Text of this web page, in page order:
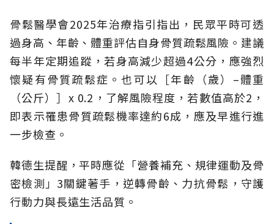
骨鬆醫學會2025年治療指引指出，民眾平時可透
過身高、年齡、體重評估自身骨質疏鬆風險。建議
每半年定期追蹤，若身高減少超過4公分，應強烈
懷疑有骨質疏鬆症。也可以［年齡（歲）–體重
（公斤）］x 0.2，了解風險程度，若數值高於2，
即表示罹患骨質疏鬆機率達約6成，應及早進行進
一步檢查。
韓德生提醒，平時應從「營養補充、規律運動及骨
密檢測」3關鍵著手，逆轉骨齡、力抗骨鬆，守護
行動力與長遠生活品質。